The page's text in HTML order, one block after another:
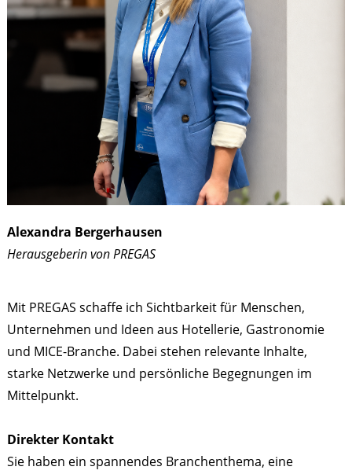
Alexandra Bergerhausen
Herausgeberin von PREGAS
Mit PREGAS schaffe ich Sichtbarkeit für Menschen,
Unternehmen und Ideen aus Hotellerie, Gastronomie
und MICE-Branche. Dabei stehen relevante Inhalte,
starke Netzwerke und persönliche Begegnungen im
Mittelpunkt.
Direkter Kontakt
Sie haben ein spannendes Branchenthema, eine